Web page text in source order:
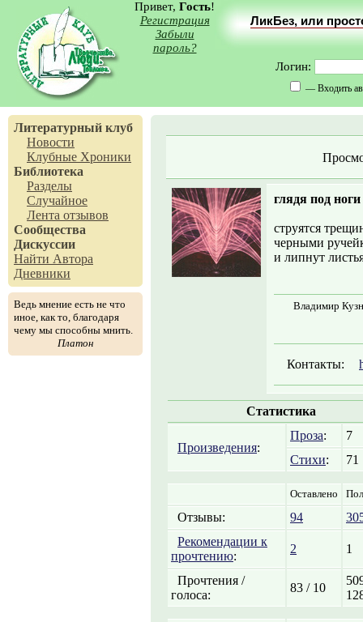
Привет, Гость!
Регистрация
Забыли
пароль?
ЛикБез, или
Логин:
— Входить
Литературный клуб
Новости
Клубные Хроники
Библиотека
Разделы
Случайное
Лента отзывов
Сообщества
Дискуссии
Найти Автора
Дневники
Ведь мнение есть не что
иное, как то, благодаря
чему мы способны мнить.
Платон
глядя под ноги
струятся
черными
и липнут
Владимир
Контакты:
Статистика
Произведения:
Проза:
7
Стихи: 71
Оставлено
Отзывы: 94
Рекомендации к
прочтению:
2 1
Прочтения /
голоса:
83 / 10